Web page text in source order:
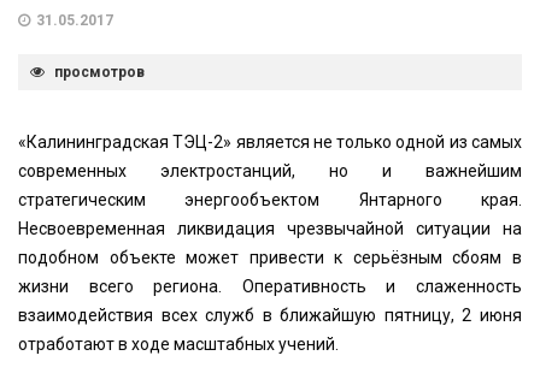
31.05.2017
просмотров
«Калининградская ТЭЦ-2» является не только одной из самых
современных электростанций, но и важнейшим
стратегическим энергообъектом Янтарного края.
Несвоевременная ликвидация чрезвычайной ситуации на
подобном объекте может привести к серьёзным сбоям в
жизни всего региона. Оперативность и слаженность
взаимодействия всех служб в ближайшую пятницу, 2 июня
отработают в ходе масштабных учений.